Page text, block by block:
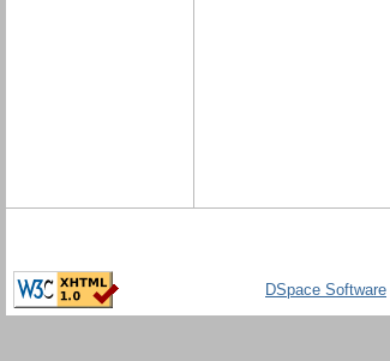
DSpace Software